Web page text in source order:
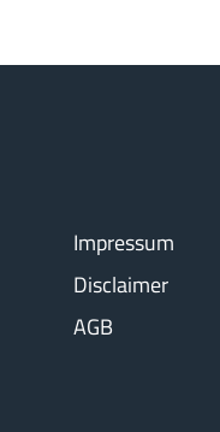
Impressum
Disclaimer
AGB